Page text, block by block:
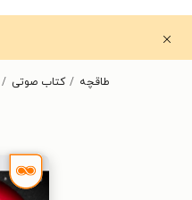
طاقچه کتاب صوتی